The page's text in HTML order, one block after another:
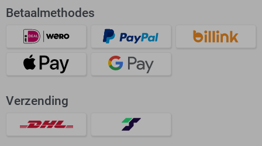
Betaalmethodes
Verzending